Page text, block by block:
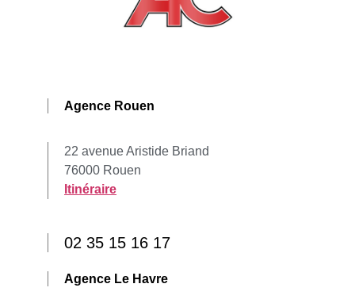
Agence Rouen
22 avenue Aristide Briand
76000 Rouen
Itinéraire
02 35 15 16 17
Agence Le Havre